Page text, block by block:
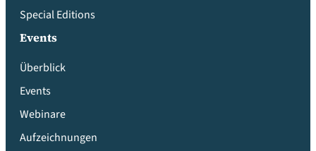
Special Editions
Events
Überblick
Events
Webinare
Aufzeichnungen